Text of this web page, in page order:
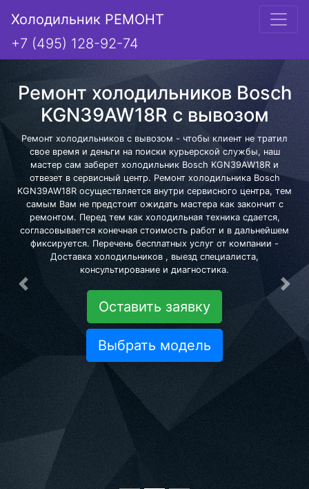
Холодильник РЕМОНТ
+7 (495) 128-92-74
Ремонт холодильников Bosch
KGN39AW18R с вывозом
Ремонт холодильников с вывозом - чтобы клиент не тратил
свое время и деньги на поиски курьерской службы, наш
мастер сам заберет холодильник Bosch KGN39AW18R и
отвезет в сервисный центр. Ремонт холодильника Bosch
KGN39AW18R осуществляется внутри сервисного центра, тем
самым Вам не предстоит ожидать мастера как закончит с
ремонтом. Перед тем как холодильная техника сдается,
согласовывается конечная стоимость работ и в дальнейшем
фиксируется. Перечень бесплатных услуг от компании -
Доставка холодильников , выезд специалиста,
консультирование и диагностика.
Оставить заявку
Выбрать модель
Предыдущая